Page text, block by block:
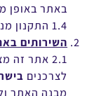
באתר באופן
1.4 התקנון מנוסח בלשון זכר אך מתייחס לכל המגדרים.
השירותים
2.1 אתר
לצרכנים
מבנה האתר